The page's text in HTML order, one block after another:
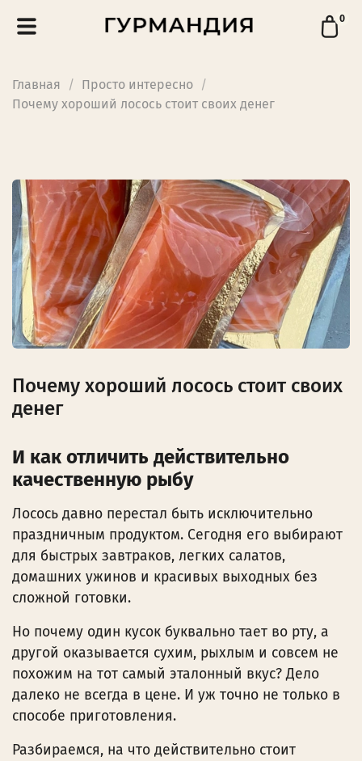
0
Главная
Просто интересно
Почему хороший лосось стоит своих денег
Почему хороший лосось стоит своих
денег
И как отличить действительно
качественную рыбу
Лосось давно перестал быть исключительно
праздничным продуктом. Сегодня его выбирают
для быстрых завтраков, легких салатов,
домашних ужинов и красивых выходных без
сложной готовки.
Но почему один кусок буквально тает во рту, а
другой оказывается сухим, рыхлым и совсем не
похожим на тот самый эталонный вкус? Дело
далеко не всегда в цене. И уж точно не только в
способе приготовления.
Разбираемся, на что действительно стоит